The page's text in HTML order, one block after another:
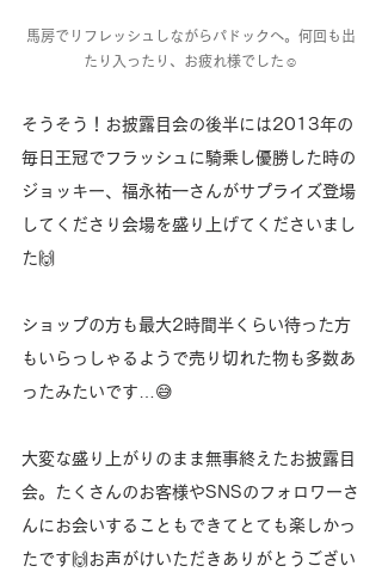
馬房でリフレッシュしながらパドックへ。何回も出
たり入ったり、お疲れ様でした☺️
そうそう！お披露目会の後半には2013年の
毎日王冠でフラッシュに騎乗し優勝した時の
ジョッキー、福永祐一さんがサプライズ登場
してくださり会場を盛り上げてくださいまし
た🙌
ショップの方も最大2時間半くらい待った方
もいらっしゃるようで売り切れた物も多数あ
ったみたいです…😅
大変な盛り上がりのまま無事終えたお披露目
会。たくさんのお客様やSNSのフォロワーさ
んにお会いすることもできてとても楽しかっ
たです🙌お声がけいただきありがとうござい